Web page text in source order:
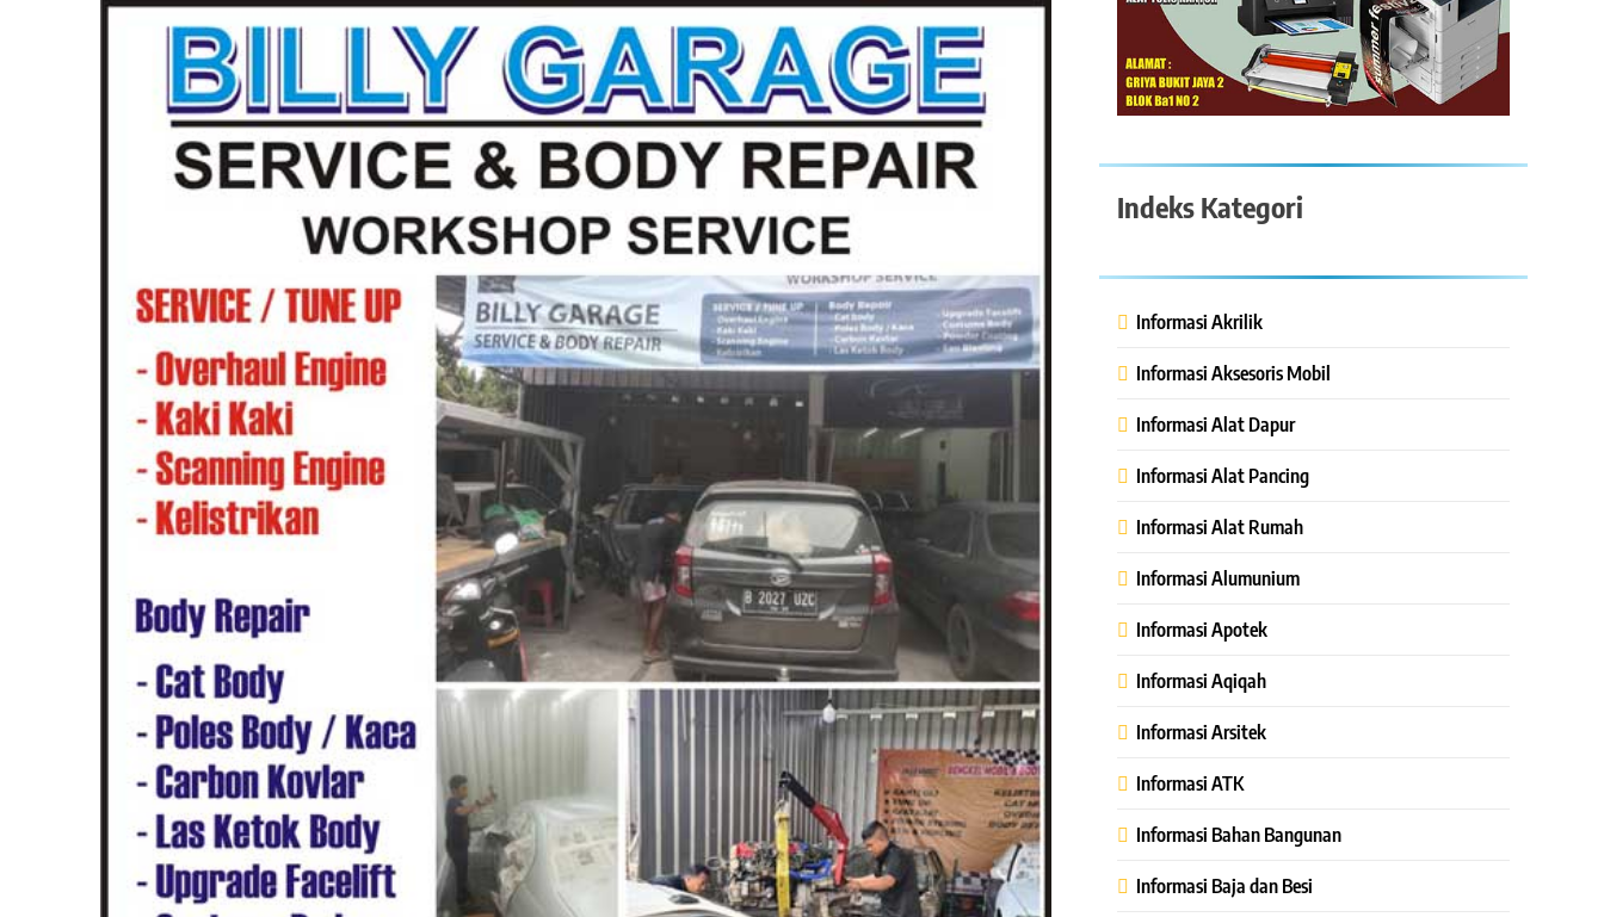
Indeks Kategori
Informasi Akrilik
Informasi Aksesoris Mobil
Informasi Alat Dapur
Informasi Alat Pancing
Informasi Alat Rumah
Informasi Alumunium
Informasi Apotek
Informasi Aqiqah
Informasi Arsitek
Informasi ATK
Informasi Bahan Bangunan
Informasi Baja dan Besi